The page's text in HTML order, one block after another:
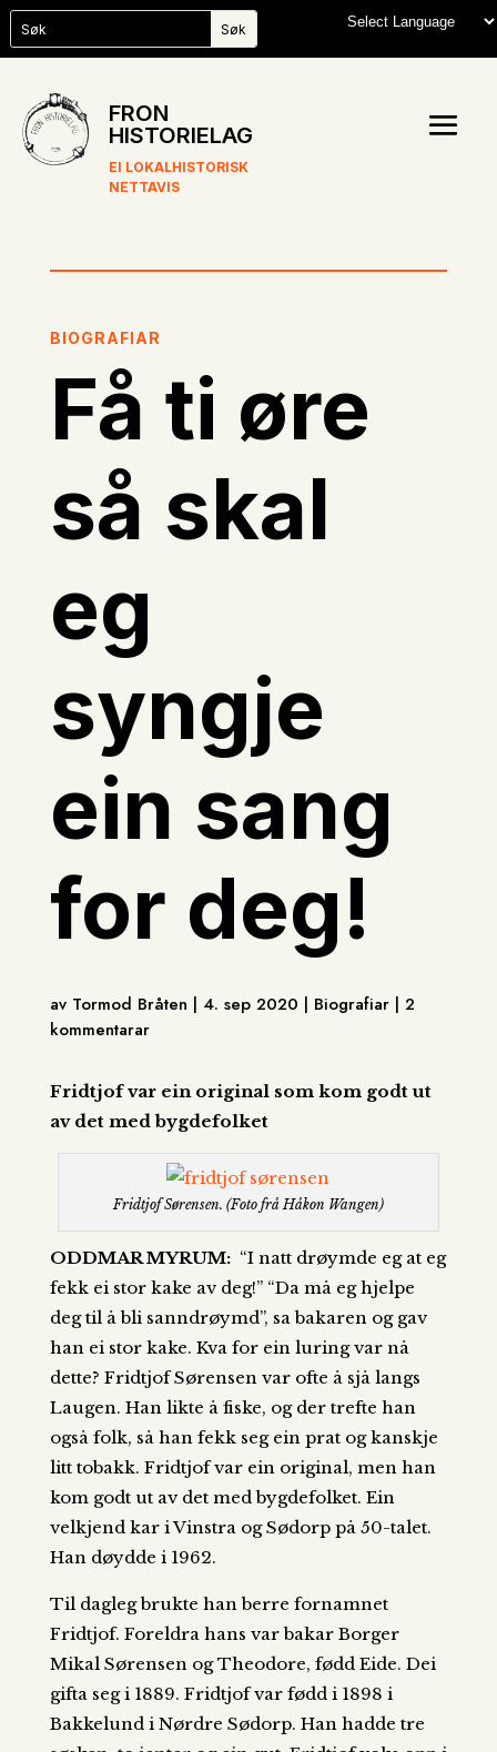
FRON
HISTORIELAG
EI LOKALHISTORISK
NETTAVIS
BIOGRAFIAR
Få ti øre
så skal
eg
syngje
ein sang
for deg!
av Tormod Bråten | 4. sep 2020 | Biografiar | 2
kommentarar
Fridtjof var ein original som kom godt ut
av det med bygdefolket
Fridtjof Sørensen. (Foto frå Håkon Wangen)
ODDMAR MYRUM:“I natt drøymde eg at eg
fekk ei stor kake av deg!” “Da må eg hjelpe
deg til å bli sanndrøymd”, sa bakaren og gav
han ei stor kake. Kva for ein luring var nå
dette? Fridtjof Sørensen var ofte å sjå langs
Laugen. Han likte å fiske, og der trefte han
også folk, så han fekk seg ein prat og kanskje
litt tobakk. Fridtjof var ein original, men han
kom godt ut av det med bygdefolket. Ein
velkjend kar i Vinstra og Sødorp på 50-talet.
Han døydde i 1962.
Til dagleg brukte han berre fornamnet
Fridtjof. Foreldra hans var bakar Borger
Mikal Sørensen og Theodore, fødd Eide. Dei
gifta seg i 1889. Fridtjof var fødd i 1898 i
Bakkelund i Nørdre Sødorp. Han hadde tre